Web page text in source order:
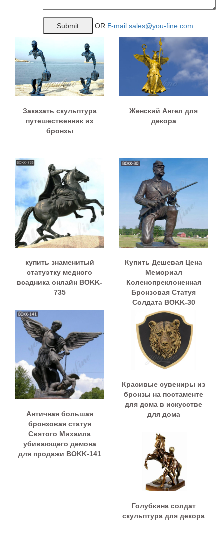
OR E-mail:sales@you-fine.com
Заказать скульптура
путешественник из
бронзы
Женский Ангел для
декора
купить знаменитый
статуэтку медного
всадника онлайн BOKK-
735
Купить Дешевая Цена
Мемориал
Коленопреклоненная
Бронзовая Статуя
Солдата BOKK-30
Античная большая
бронзовая статуя
Святого Михаила
убивающего демона
для продажи BOKK-141
Красивые сувениры из
бронзы на постаменте
для дома в искусстве
для дома
Голубкина солдат
скульптура для декора